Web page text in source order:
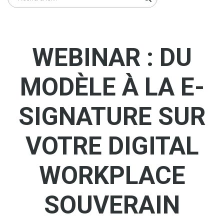
WEBINAR : DU
MODÈLE À LA E-
SIGNATURE SUR
VOTRE DIGITAL
WORKPLACE
SOUVERAIN